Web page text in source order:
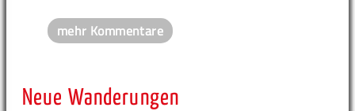
mehr Kommentare
Neue Wanderungen